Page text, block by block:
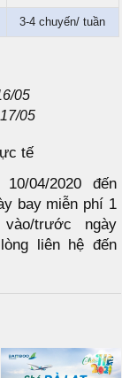
3-4 chuyến/ tuần
05
05
tế
04/2020 đến
bay miễn phí 1
trước ngày
liên hệ đến